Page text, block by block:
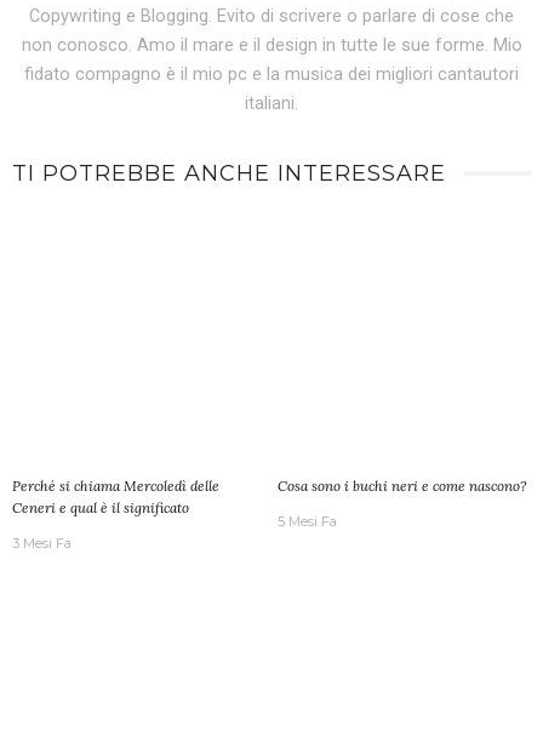
Copywriting e Blogging. Evito di scrivere o parlare di cose che
non conosco. Amo il mare e il design in tutte le sue forme. Mio
fidato compagno è il mio pc e la musica dei migliori cantautori
italiani.
TI POTREBBE ANCHE INTERESSARE
Perché si chiama Mercoledì delle
Ceneri e qual è il significato
3 Mesi Fa
Cosa sono i buchi neri e come nascono?
5 Mesi Fa